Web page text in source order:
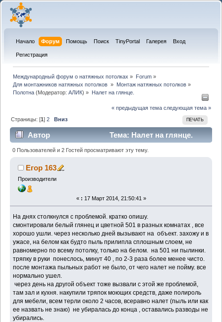
Начало Форум Помощь Поиск TinyPortal Галерея Вход
Регистрация
Международный форум о натяжных потолках » Forum»
Для монтажников натяжных потолков » Монтаж натяжных потолков»
Полотна (Модератор:АЛИК) » Налет на глянце.
« предыдущая тема следующая тема »
ПЕЧАТЬ
Страницы: [1]2 Вниз
Автор
Тема: Налет на глянце.
(Прочитано 19538 раз)
0 Пользователей и 2 Гостей просматривают эту тему.
Егор 163
Производители
« : 17 Март 2014, 21:50:41 »
На днях столкнулся с проблемой. кратко опишу.
смонтировали белый глянец и цветной 501 в разных комнатах , все
хорошо ушли. через несколько дней вызывают на объект. захожу и в
ужасе, на белом как будто пыль прилипла сплошным слоем, не
равномерно по всему потолку, только на белом. на 501 ни пылинки.
тряпку в руки понеслось, минут 40 , по 2-3 раза более менее чисто.
после монтажа пыльных работ не было, от чего налет не пойму. все
нормально ушел.
через день на другой объект тоже вызвали с этой же проблемой,
там зал и кухня. накупили тряпок моющих средств, даже полироль
для мебели, всем терли около 2 часов, всеравно налет (пыль или как
ее назвать не знаю) не убиралась до конца , оставались разводы не
убирались.